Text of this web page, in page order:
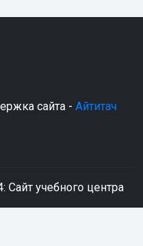
сайта - Айтитач
Сайт учебного центра